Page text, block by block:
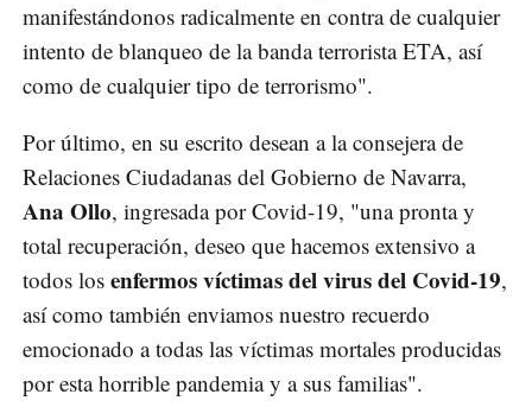
manifestándonos radicalmente en contra de cualquier
intento de blanqueo de la banda terrorista ETA, así
como de cualquier tipo de terrorismo".
Por último, en su escrito desean a la consejera de
Relaciones Ciudadanas del Gobierno de Navarra,
Ana Ollo, ingresada por Covid-19, "una pronta y
total recuperación, deseo que hacemos extensivo a
todos los enfermos víctimas del virus del Covid-19,
así como también enviamos nuestro recuerdo
emocionado a todas las víctimas mortales producidas
por esta horrible pandemia y a sus familias".